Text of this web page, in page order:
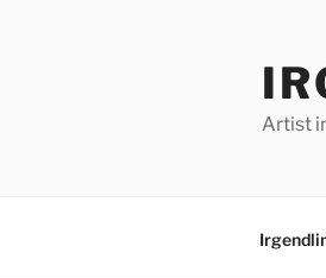
Artist